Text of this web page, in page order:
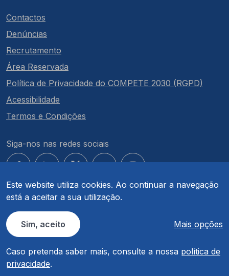
Este website utiliza cookies. Ao continuar a navegação
está a aceitar a sua utilização.
Sim, aceito Mais opções
Caso pretenda saber mais, consulte a nossa política de
privacidade.
Contactos
Denúncias
Recrutamento
Área Reservada
Política de Privacidade do COMPETE 2030 (RGPD)
Acessibilidade
Termos e Condições
Siga-nos nas redes sociais
© COMPETE 2030. Todos os direitos reservados.